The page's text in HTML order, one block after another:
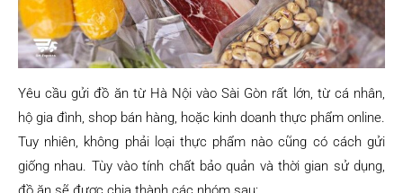
Yêu cầu gửi đồ ăn từ Hà Nội vào Sài Gòn rất lớn, từ cá nhân,
hộ gia đình, shop bán hàng, hoặc kinh doanh thực phẩm online.
Tuy nhiên, không phải loại thực phẩm nào cũng có cách gửi
giống nhau. Tùy vào tính chất bảo quản và thời gian sử dụng,